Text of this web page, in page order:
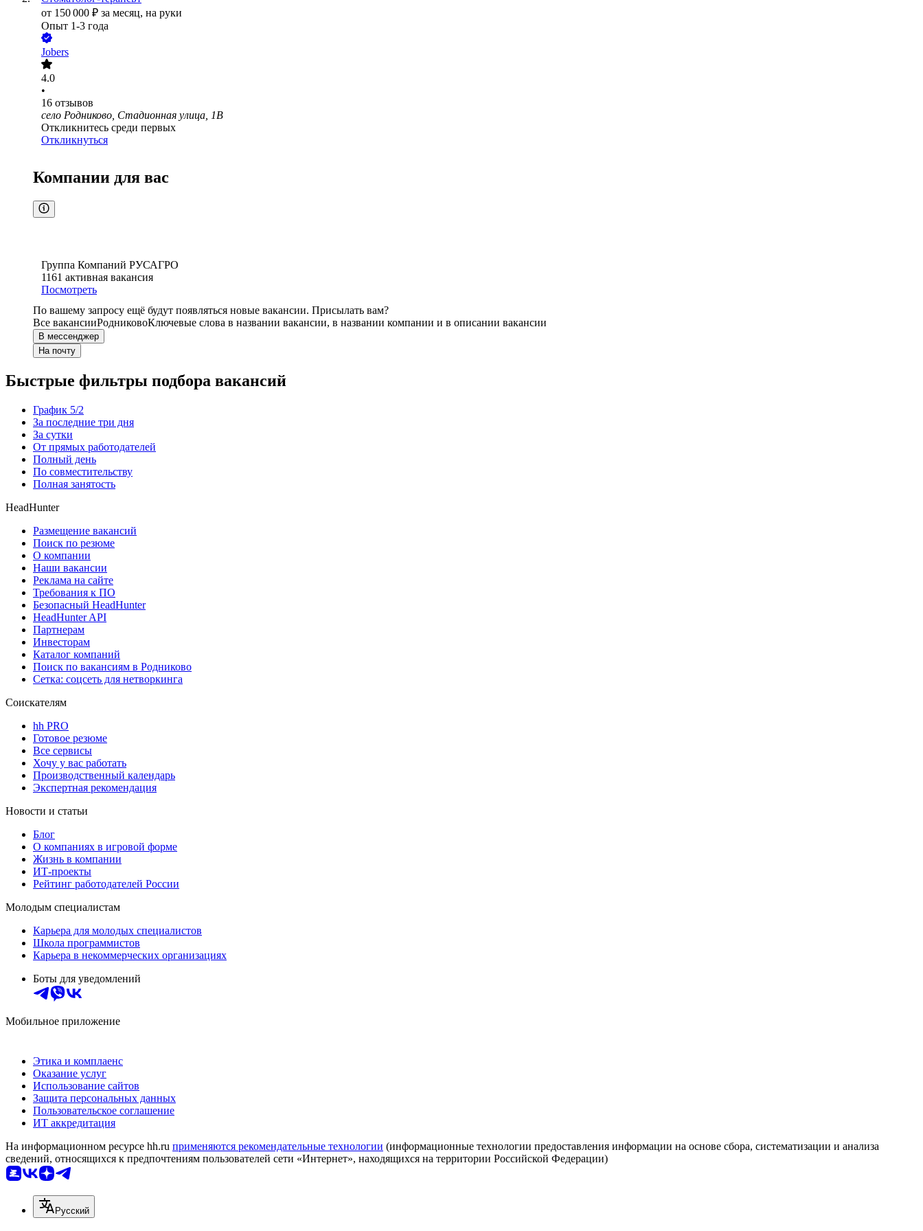
от 150 000 ₽ за месяц, на руки
Опыт 1-3 года
Jobers
4.0
•
16 отзывов
село Родниково, Стадионная улица, 1В
Откликнитесь среди первых
Откликнуться
Компании для вас
Группа Компаний РУСАГРО
1161 активная вакансия
Посмотреть
По вашему запросу ещё будут появляться новые вакансии. Присылать вам?
Все вакансииРодниковоКлючевые слова в названии вакансии, в названии компании и в описании вакансии
В мессенджер
На почту
Быстрые фильтры подбора вакансий
График 5/2
За последние три дня
За сутки
От прямых работодателей
Полный день
По совместительству
Полная занятость
HeadHunter
Размещение вакансий
Поиск по резюме
О компании
Наши вакансии
Реклама на сайте
Требования к ПО
Безопасный HeadHunter
HeadHunter API
Партнерам
Инвесторам
Каталог компаний
Поиск по вакансиям в Родниково
Сетка: соцсеть для нетворкинга
Соискателям
hh PRO
Готовое резюме
Все сервисы
Хочу у вас работать
Производственный календарь
Экспертная рекомендация
Новости и статьи
Блог
О компаниях в игровой форме
Жизнь в компании
ИТ-проекты
Рейтинг работодателей России
Молодым специалистам
Карьера для молодых специалистов
Школа программистов
Карьера в некоммерческих организациях
Боты для уведомлений
Мобильное приложение
Этика и комплаенс
Оказание услуг
Использование сайтов
Защита персональных данных
Пользовательское соглашение
ИТ аккредитация
На информационном ресурсе hh.ru применяются рекомендательные технологии (информационные технологии предоставления информации на основе сбора, систематизации и анализа
сведений, относящихся к предпочтениям пользователей сети «Интернет», находящихся на территории Российской Федерации)
Русский